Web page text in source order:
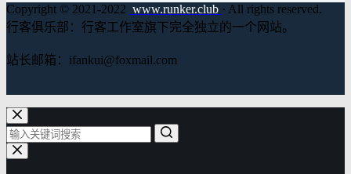
Copyright © 2021-2022 www.runker.club · All rights reserved.
行客俱乐部：行客工作室旗下完全独立的一个网站。
站长邮箱：ifankui@foxmail.com